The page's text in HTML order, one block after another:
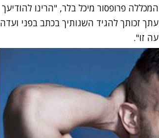
פרופסור מיכל בלר, "הרינו להודיעך
זכותך להגיד השגותיך בכתב בפני ועדה